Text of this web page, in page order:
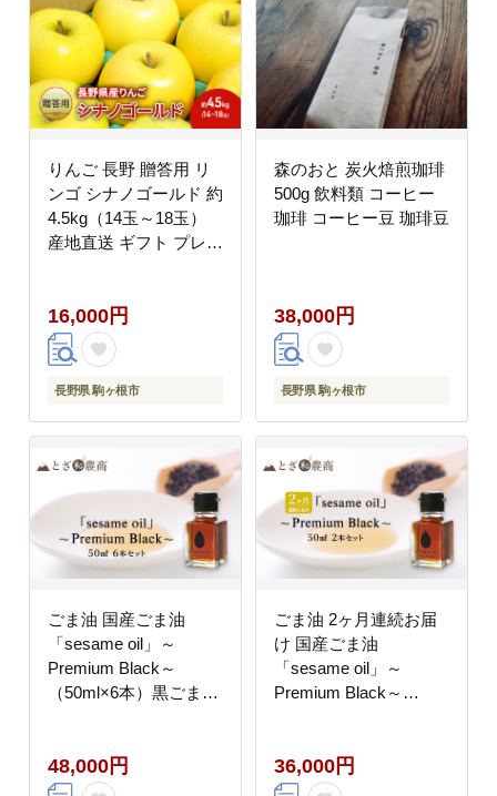
りんご 長野 贈答用 リ
ンゴ シナノゴールド 約
4.5kg（14玉～18玉）
産地直送 ギフト プレゼ
ート おやつ 秋 旬 信州
長野県
16,000円
長野県 駒ヶ根市
森のおと 炭火焙煎珈琲
500g 飲料類 コーヒー
珈琲 コーヒー豆 珈琲豆
38,000円
長野県 駒ヶ根市
ごま油 国産ごま油
「sesame oil」～
Premium Black～
（50ml×6本）黒ごま油
48,000円
ごま油 2ヶ月連続お届
け 国産ごま油
「sesame oil」～
Premium Black～
長野県駒ケ根市産
36,000円